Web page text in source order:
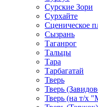
Сурские Зори
Сурхайте
Сценическое
Сызрань
Таганрог
Тальцы
Тара
Тарбагатай
Тверь
Тверь
Тверь (на т/х